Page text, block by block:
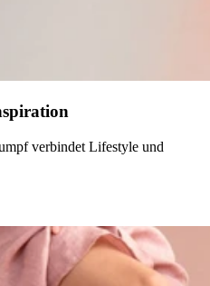
verbindet Lifestyle und